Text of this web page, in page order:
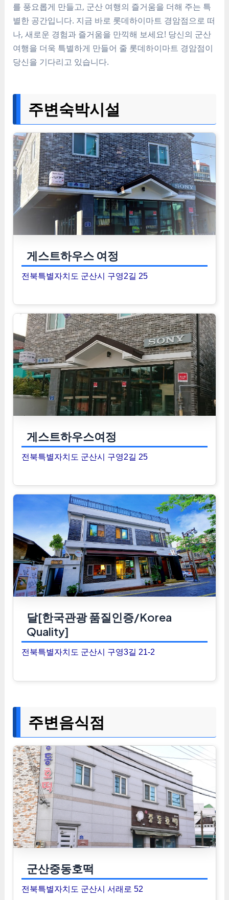
를 풍요롭게 만들고, 군산 여행의 즐거움을 더해 주는 특
별한 공간입니다. 지금 바로 롯데하이마트 경암점으로 떠
나, 새로운 경험과 즐거움을 만끽해 보세요! 당신의 군산
여행을 더욱 특별하게 만들어 줄 롯데하이마트 경암점이
당신을 기다리고 있습니다.
주변숙박시설
게스트하우스 여정
전북특별자치도 군산시 구영2길 25
게스트하우스여정
전북특별자치도 군산시 구영2길 25
달[한국관광 품질인증/Korea
Quality]
전북특별자치도 군산시 구영3길 21-2
주변음식점
군산중동호떡
전북특별자치도 군산시 서래로 52